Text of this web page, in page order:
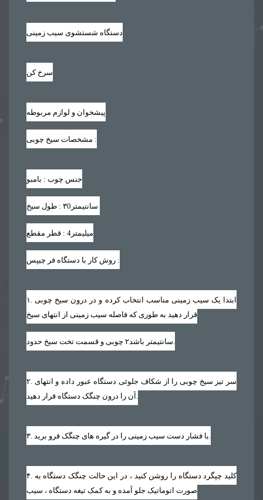
دستگاه شستشوی سیب زمینی
سرخ کن
پیشخوان و لوازم مربوطه
مشخصات سیخ چوبی :
جنس چوب : بامبو
طول سیخ : ۳0 سانتیمتر
قطر مقطع : 4 میلیمتر
روش کار با دستگاه فر چیپس :
۱
قرار دهید به طوری که فاصله سیب زمینی از انتهای سیخ
۲سانتیمتر باشد
۲
۳
۴
صورت اتوماتیک جلو آمده و به کمک تیغه دستگاه ، سیب